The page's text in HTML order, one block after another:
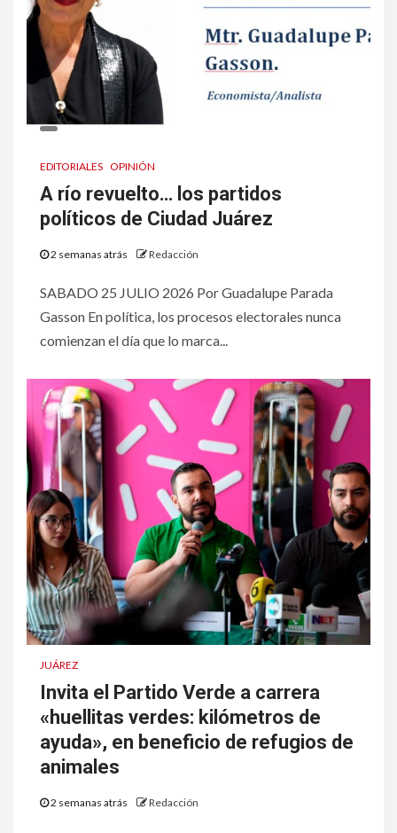
EDITORIALES OPINIÓN
A río revuelto… los partidos
políticos de Ciudad Juárez
2 semanas atrás Redacción
SABADO 25 JULIO 2026 Por Guadalupe Parada
Gasson En política, los procesos electorales nunca
comienzan el día que lo marca...
JUÁREZ
Invita el Partido Verde a carrera
«huellitas verdes: kilómetros de
ayuda», en beneficio de refugios de
animales
2 semanas atrás Redacción